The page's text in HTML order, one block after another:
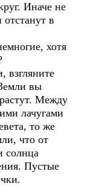
Иначе не
в
хотя
взгляните
вы
Между
лачугами
то же
что от
солнца
Пустые